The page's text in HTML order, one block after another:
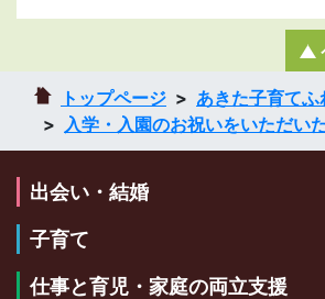
トップページ
あきた子育て
入学・入園のお祝いをいただい
出会い・結婚
子育て
仕事と育児・家庭の両立支援